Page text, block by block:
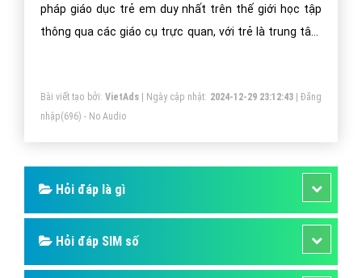
pháp giáo dục trẻ em duy nhất trên thế giới học tập
thông qua các giáo cụ trực quan, với trẻ là trung tâm
Bài viết tạo bởi: VietAds| Ngày cập nhật: 2024-12-29 23:12:43|Đăng
nhập(696) - No Audio
Hỏi đáp là gì
Hỏi đáp SIM số